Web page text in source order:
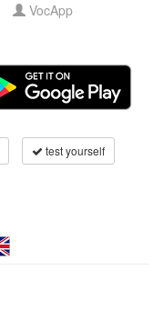
VocApp
test yourself